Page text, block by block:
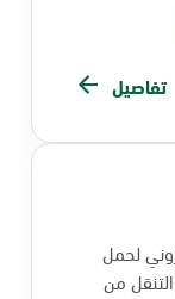
تفاصيل
لحمل
من